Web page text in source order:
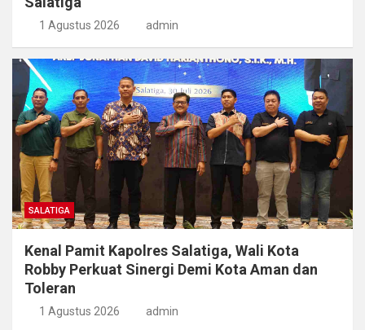
1 Agustus 2026 admin
SALATIGA
Kenal Pamit Kapolres Salatiga, Wali Kota
Robby Perkuat Sinergi Demi Kota Aman dan
Toleran
1 Agustus 2026 admin